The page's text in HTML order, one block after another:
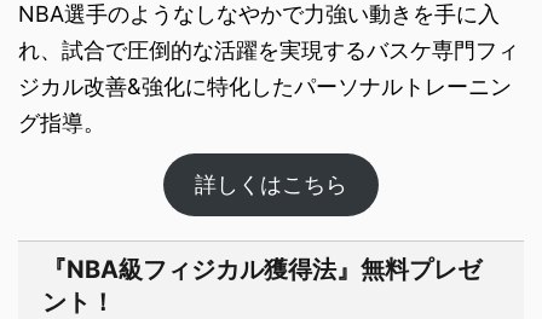
NBA選手のようなしなやかで力強い動きを手に入
れ、試合で圧倒的な活躍を実現するバスケ専門フィ
ジカル改善&強化に特化したパーソナルト​レーニン
グ指導。
詳しくはこちら
『NBA級フィジカル獲得法』無料プレゼ
ント！